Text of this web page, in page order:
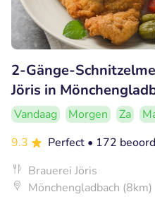
2-Gänge-
Jöris in
Vandaag Morgen Za
9.3
Perfect • 172
Brauerei Jöris
Mönchengladbach (8km)